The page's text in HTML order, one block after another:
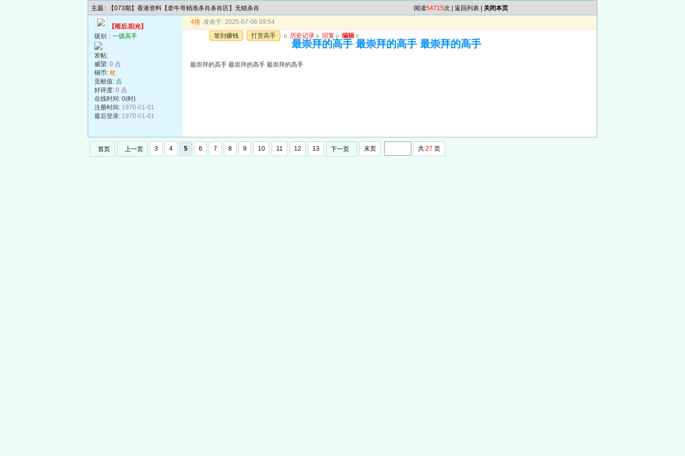
主题 : 【073期】香港资料【牵牛哥精准杀肖杀肖区】无错杀肖 阅读54715次 | 返回列表 关闭本页
【雨后.阳光】
级别： 一级高手
发帖:
威望: 0 点
铜币: 枚
贡献值: 点
好评度: 0 点
在线时间: 0(时)
注册时间: 1970-01-01
最后登录: 1970-01-01
4楼 发表于: 2025-07-06 09:54
签到赚钱
打赏高手 u 历史记录 u 回复 u 编辑 u
最崇拜的高手 最崇拜的高手 最崇拜的高手
最崇拜的高手 最崇拜的高手 最崇拜的高手
首页 上一页 3 4 5 6 7 8 9 10 11 12 13 下一页 末页 共 27 页